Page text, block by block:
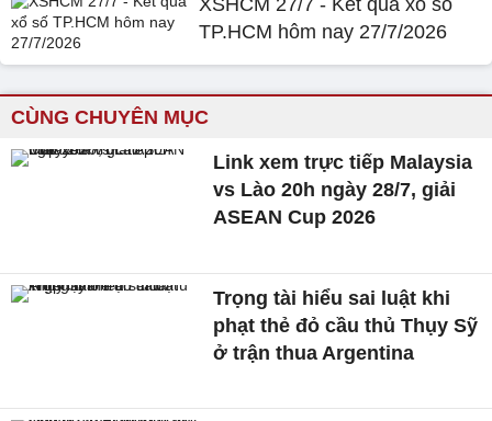
XSHCM 27/7 - Kết quả xổ số
TP.HCM hôm nay 27/7/2026
CÙNG CHUYÊN MỤC
Link xem trực tiếp Malaysia
vs Lào 20h ngày 28/7, giải
ASEAN Cup 2026
Trọng tài hiểu sai luật khi
phạt thẻ đỏ cầu thủ Thụy Sỹ
ở trận thua Argentina